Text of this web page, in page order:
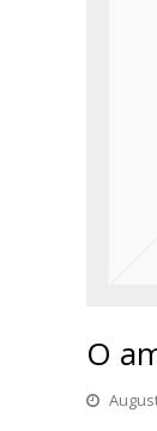
O